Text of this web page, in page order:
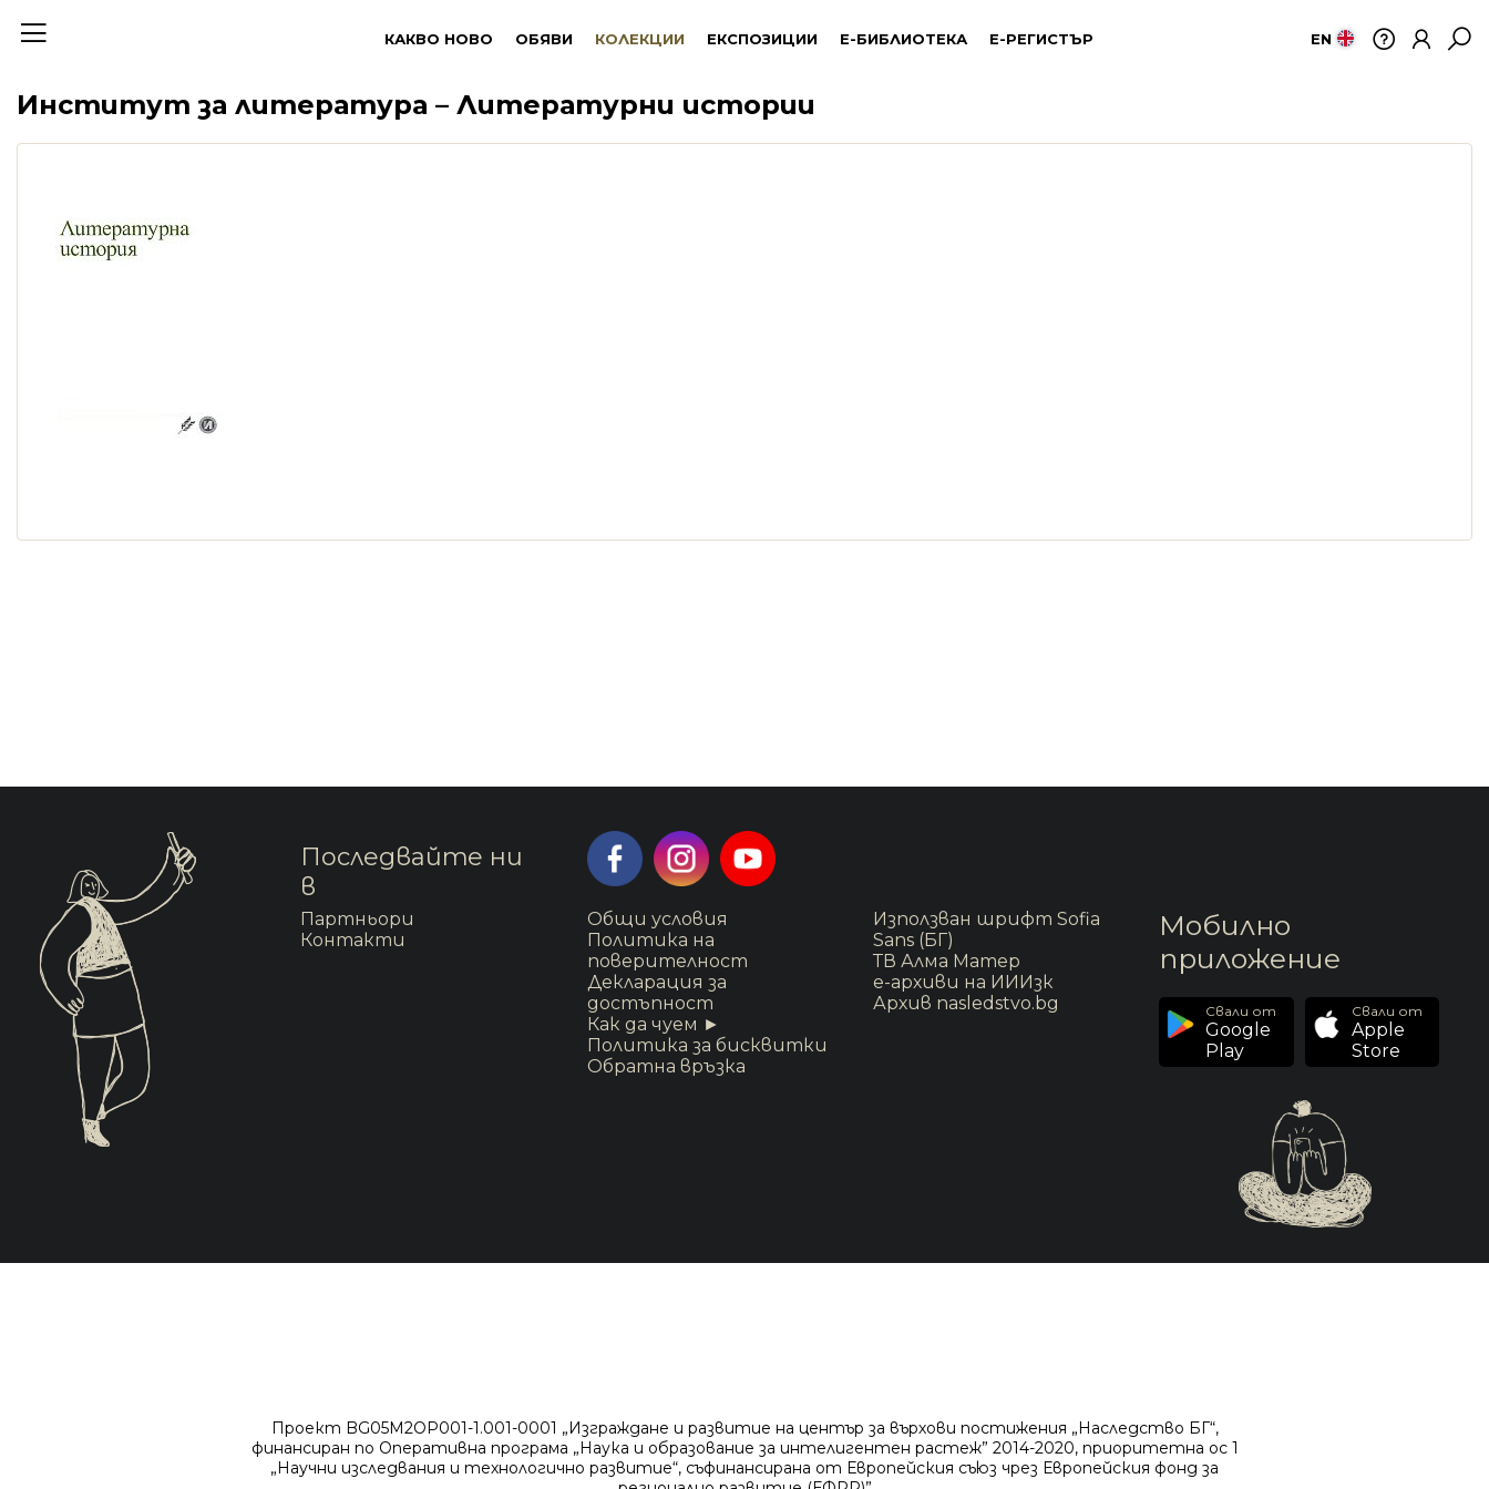
КАКВО НОВО ОБЯВИ КОЛЕКЦИИ ЕКСПОЗИЦИИ Е-БИБЛИОТЕКА Е-РЕГИСТЪР EN
Институт за литература – Литературни истории
Последвайте ни
в
Партньори
Контакти
Общи условия
Политика на
поверителност
Декларация за
достъпност
Как да чуем ►
Политика за бисквитки
Обратна връзка
Използван шрифт Sofia
Sans (БГ)
ТВ Алма Матер
е-архиви на ИИИзк
Архив nasledstvo.bg
Мобилно
приложение
Свали от
Google
Play
Свали от
Apple
Store
Проект BG05M2OP001-1.001-0001 „Изграждане и развитие на център за върхови постижения „Наследство БГ“,
финансиран по Оперативна програма „Наука и образование за интелигентен растеж” 2014-2020, приоритетна ос 1
„Научни изследвания и технологично развитие“, съфинансирана от Европейския съюз чрез Европейския фонд за